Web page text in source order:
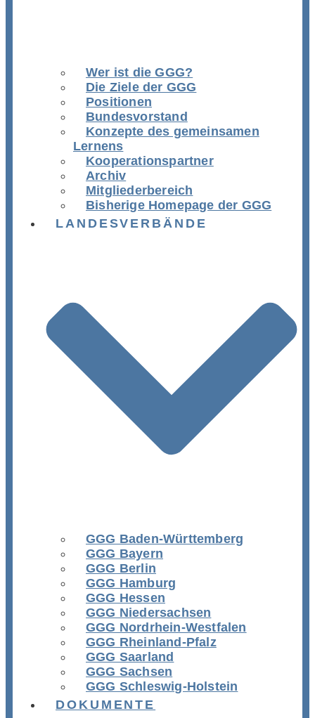
Wer ist die GGG?
Die Ziele der GGG
Positionen
Bundesvorstand
Konzepte des gemeinsamen
Lernens
Kooperationspartner
Archiv
Mitgliederbereich
Bisherige Homepage der GGG
LANDESVERBÄNDE
GGG Baden-Württemberg
GGG Bayern
GGG Berlin
GGG Hamburg
GGG Hessen
GGG Niedersachsen
GGG Nordrhein-Westfalen
GGG Rheinland-Pfalz
GGG Saarland
GGG Sachsen
GGG Schleswig-Holstein
DOKUMENTE